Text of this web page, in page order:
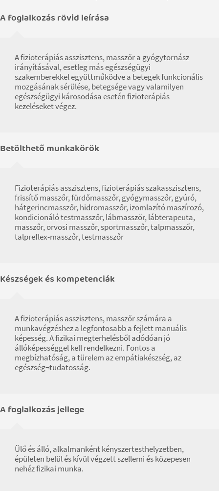
A foglalkozás rövid leírása
A fizioterápiás asszisztens, masszőr a gyógytornász
irányításával, esetleg más egészségügyi
szakemberekkel együttműködve a betegek funkcionális
mozgásának sérülése, betegsége vagy valamilyen
egészségügyi károsodása esetén fizioterápiás
kezeléseket végez.
Betölthető munkakörök
Fizioterápiás asszisztens, fizioterápiás szakasszisztens,
frissítő masszőr, fürdőmasszőr, gyógymasszőr, gyúró,
hátgerincmasszőr, hidromasszőr, izomlazító maszírozó,
kondicionáló testmasszőr, lábmasszőr, lábterapeuta,
masszőr, orvosi masszőr, sportmasszőr, talpmasszőr,
talpreflex-masszőr, testmasszőr
Készségek és kompetenciák
A fizioterápiás asszisztens, masszőr számára a
munkavégzéshez a legfontosabb a fejlett manuális
képesség. A fizikai megterhelésből adódóan jó
állóképességgel kell rendelkezni. Fontos a
megbízhatóság, a türelem az empátiakészség, az
egészség¬tudatosság.
A foglalkozás jellege
Ülő és álló, alkalmanként kényszertesthelyzetben,
épületen belül és kívül végzett szellemi és közepesen
nehéz fizikai munka.